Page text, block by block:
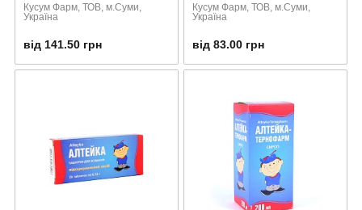
Кусум Фарм, ТОВ, м.Суми,
Україна
від 141.50 грн
Кусум Фарм, ТОВ, м.Суми,
Україна
від 83.00 грн